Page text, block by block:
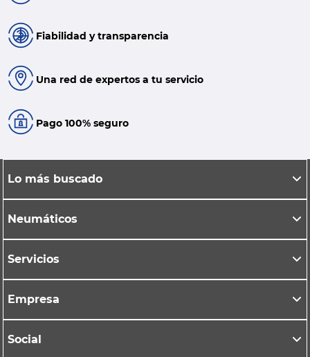
Fiabilidad y transparencia
Una red de expertos a tu servicio
Pago 100% seguro
Lo más buscado
Neumáticos
Servicios
Empresa
Social